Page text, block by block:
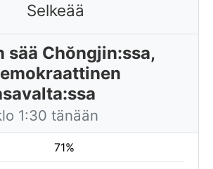
Selkeää
sää Chŏngjin:ssa,
1:30 tänään
71%